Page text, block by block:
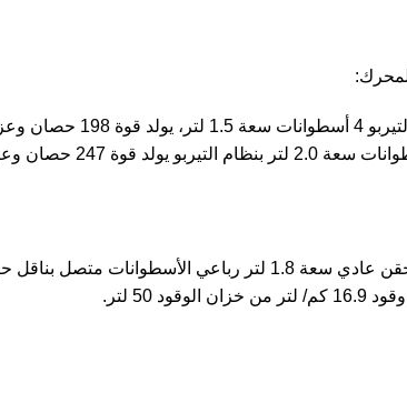
وقود 18.4 كم/لتر.
50 لتر.